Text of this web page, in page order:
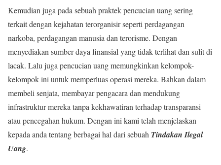
Kemudian juga pada sebuah praktek pencucian uang sering
terkait dengan kejahatan terorganisir seperti perdagangan
narkoba, perdagangan manusia dan terorisme. Dengan
menyediakan sumber daya finansial yang tidak terlihat dan sulit di
lacak. Lalu juga pencucian uang memungkinkan kelompok-
kelompok ini untuk memperluas operasi mereka. Bahkan dalam
membeli senjata, membayar pengacara dan mendukung
infrastruktur mereka tanpa kekhawatiran terhadap transparansi
atau pencegahan hukum. Dengan ini kami telah menjelaskan
kepada anda tentang berbagai hal dari sebuah Tindakan Ilegal
Uang.